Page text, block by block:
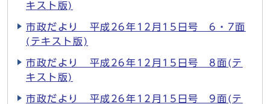
キスト版)
市政だより 平成26年12月15日号 6・7面
(テキスト版)
市政だより 平成26年12月15日号 8面(テ
キスト版)
市政だより 平成26年12月15日号 9面(テ